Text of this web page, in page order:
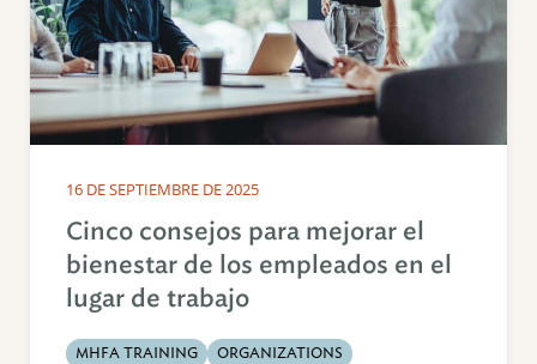
16 DE SEPTIEMBRE DE 2025
Cinco consejos para mejorar el
bienestar de los empleados en el
lugar de trabajo
MHFA TRAINING ORGANIZATIONS